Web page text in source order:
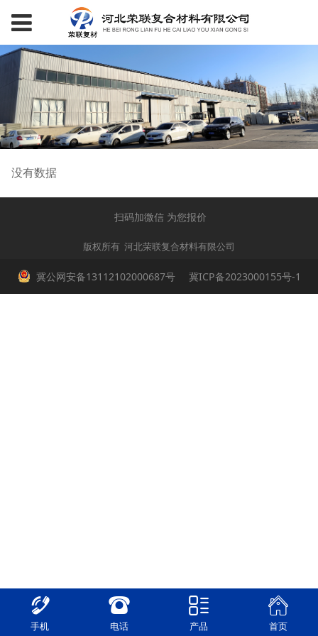
没有数据
扫码加微信 为您报价
版权所有 河北荣联复合材料有限公司
冀公网安备13112102000687号 冀ICP备2023000155号-1
手机 电话 产品 首页